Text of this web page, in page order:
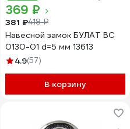
369 ₽
381 ₽418 ₽
Навесной замок БУЛАТ ВС
0130-01 d=5 мм 13613
4.9(57)
В корзину